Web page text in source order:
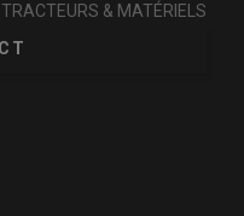
TRACTEURS & MATÉRIELS